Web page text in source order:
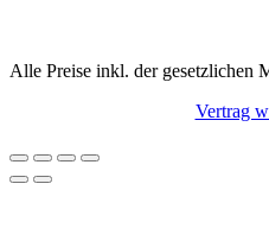
Alle Preise inkl. der gesetzlichen
Vertrag